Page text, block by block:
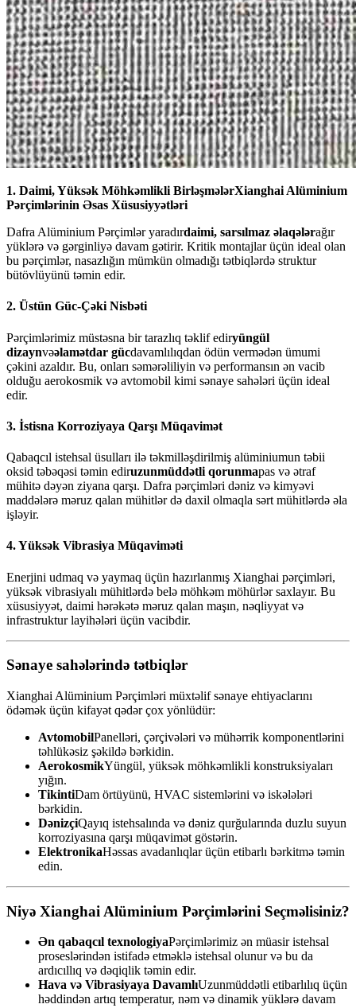
1. Daimi, Yüksək Möhkəmlikli BirləşmələrXianghai Alüminium
Pərçimlərinin Əsas Xüsusiyyətləri
Dafra Alüminium Pərçimlər yaradırdaimi, sarsılmaz əlaqələrağır
yüklərə və gərginliyə davam gətirir. Kritik montajlar üçün ideal olan
bu pərçimlər, nasazlığın mümkün olmadığı tətbiqlərdə struktur
bütövlüyünü təmin edir.
2. Üstün Güc-Çəki Nisbəti
Pərçimlərimiz müstəsna bir tarazlıq təklif ediryüngül
dizaynvəəlamətdar gücdavamlılıqdan ödün vermədən ümumi
çəkini azaldır. Bu, onları səmərəliliyin və performansın ən vacib
olduğu aerokosmik və avtomobil kimi sənaye sahələri üçün ideal
edir.
3. İstisna Korroziyaya Qarşı Müqavimət
Qabaqcıl istehsal üsulları ilə təkmilləşdirilmiş alüminiumun təbii
oksid təbəqəsi təmin ediruzunmüddətli qorunmapas və ətraf
mühitə dəyən ziyana qarşı. Dafra pərçimləri dəniz və kimyəvi
maddələrə məruz qalan mühitlər də daxil olmaqla sərt mühitlərdə əla
işləyir.
4. Yüksək Vibrasiya Müqaviməti
Enerjini udmaq və yaymaq üçün hazırlanmış Xianghai pərçimləri,
yüksək vibrasiyalı mühitlərdə belə möhkəm möhürlər saxlayır. Bu
xüsusiyyət, daimi hərəkətə məruz qalan maşın, nəqliyyat və
infrastruktur layihələri üçün vacibdir.
Sənaye sahələrində tətbiqlər
Xianghai Alüminium Pərçimləri müxtəlif sənaye ehtiyaclarını
ödəmək üçün kifayət qədər çox yönlüdür:
AvtomobilPanelləri, çərçivələri və mühərrik komponentlərini
təhlükəsiz şəkildə bərkidin.
AerokosmikYüngül, yüksək möhkəmlikli konstruksiyaları
yığın.
TikintiDam örtüyünü, HVAC sistemlərini və iskələləri
bərkidin.
DənizçiQayıq istehsalında və dəniz qurğularında duzlu suyun
korroziyasına qarşı müqavimət göstərin.
ElektronikaHəssas avadanlıqlar üçün etibarlı bərkitmə təmin
edin.
Niyə Xianghai Alüminium Pərçimlərini Seçməlisiniz?
Ən qabaqcıl texnologiyaPərçimlərimiz ən müasir istehsal
proseslərindən istifadə etməklə istehsal olunur və bu da
ardıcıllıq və dəqiqlik təmin edir.
Hava və Vibrasiyaya DavamlıUzunmüddətli etibarlılıq üçün
həddindən artıq temperatur, nəm və dinamik yüklərə davam